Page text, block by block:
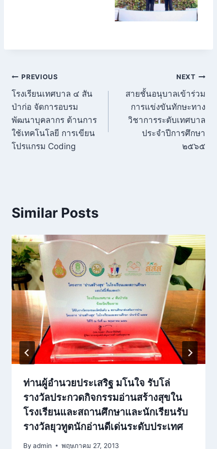
แนะแนว
เรื่อง
PREVIOUS
โรงเรียนเทศบาล ๔ สัน
ป่าก่อ จัดการอบรม
พัฒนาบุคลากร ด้านการ
ใช้เทคโนโลยี การเขียน
โปรแกรม Coding
NEXT
สายชั้นอนุบาลเข้าร่วม
การแข่งขันทักษะทาง
วิชาการระดับเทศบาล
ประจำปีการศึกษา
๒๕๖๕
Similar Posts
ท่านผู้อำนวยประเสริฐ มโนใจ รับโล่
รางวัลประกวดกิจกรรมอ่านสร้างสุขใน
โรงเรียนและสถานศึกษาและนักเรียนรับ
รางวัลยุวทูตนักอ่านดีเด่นระดับประเทศ
By admin พฤษภาคม 27, 2013